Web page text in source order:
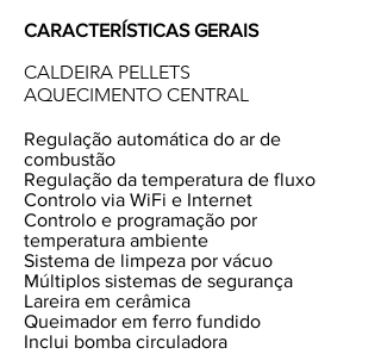
CARACTERÍSTICAS GERAIS
CALDEIRA PELLETS
AQUECIMENTO CENTRAL
Regulação automática do ar de
combustão
Regulação da temperatura de fluxo
Controlo via WiFi e Internet
Controlo e programação por
temperatura ambiente
Sistema de limpeza por vácuo
Múltiplos sistemas de segurança
Lareira em cerâmica
Queimador em ferro fundido
Inclui bomba circuladora